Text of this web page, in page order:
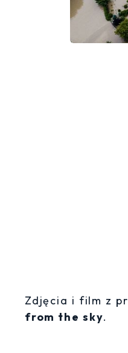
Zdjęcia i film z
from the sky.